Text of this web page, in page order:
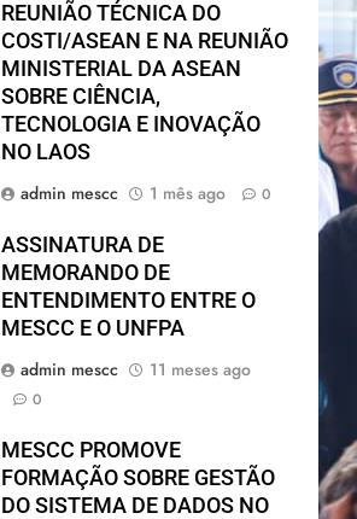
REUNIÃO TÉCNICA DO
COSTI/ASEAN E NA REUNIÃO
MINISTERIAL DA ASEAN
SOBRE CIÊNCIA,
TECNOLOGIA E INOVAÇÃO
NO LAOS
admin mescc
1 mês ago 0
ASSINATURA DE
MEMORANDO DE
ENTENDIMENTO ENTRE O
MESCC E O UNFPA
admin mescc
11 meses ago
0
MESCC PROMOVE
FORMAÇÃO SOBRE GESTÃO
DO SISTEMA DE DADOS NO